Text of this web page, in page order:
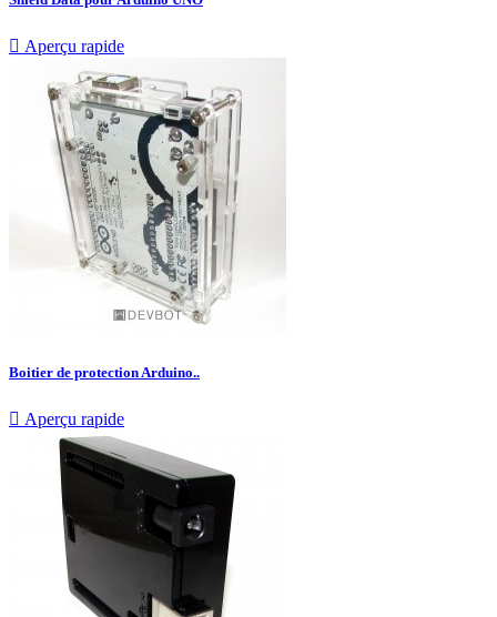
 Aperçu rapide
Boitier de protection Arduino..
 Aperçu rapide